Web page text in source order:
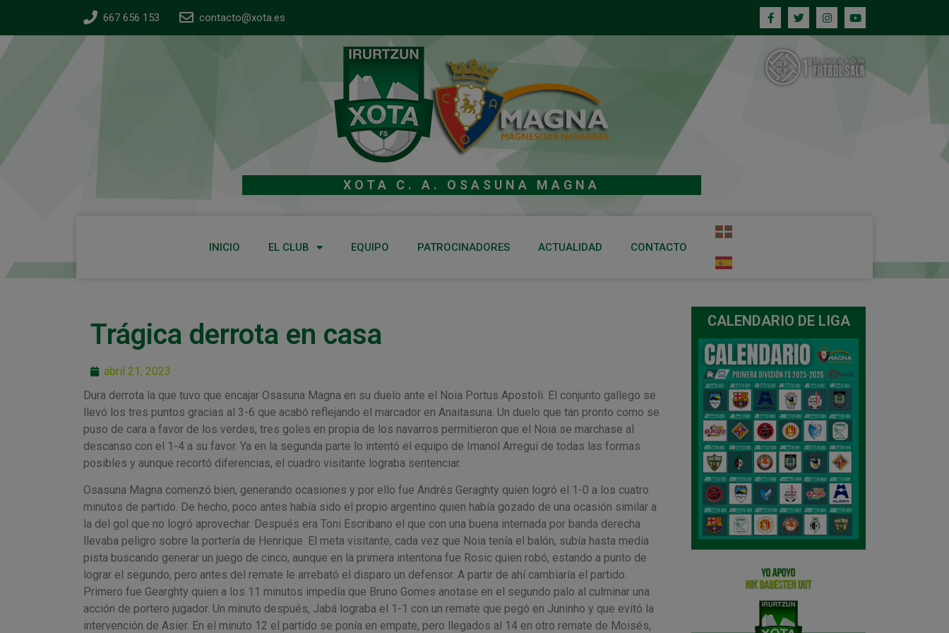
667 656 153 contacto@xota.es
XOTA C. A. OSASUNA MAGNA
INICIO EL CLUB EQUIPO PATROCINADORES ACTUALIDAD CONTACTO
Trágica derrota en casa
abril 21, 2023
Dura derrota la que tuvo que encajar Osasuna Magna en su duelo ante el Noia Portus Apostoli. El conjunto gallego se
llevó los tres puntos gracias al 3-6 que acabó reflejando el marcador en Anaitasuna. Un duelo que tan pronto como se
puso de cara a favor de los verdes, tres goles en propia de los navarros permitieron que el Noia se marchase al
descanso con el 1-4 a su favor. Ya en la segunda parte lo intentó el equipo de Imanol Arregui de todas las formas
posibles y aunque recortó diferencias, el cuadro visitante lograba sentenciar.
Osasuna Magna comenzó bien, generando ocasiones y por ello fue Andrés Geraghty quien logró el 1-0 a los cuatro
minutos de partido. De hecho, poco antes había sido el propio argentino quien había gozado de una ocasión similar a
la del gol que no logró aprovechar. Después era Toni Escribano el que con una buena internada por banda derecha
llevaba peligro sobre la portería de Henrique. El meta visitante, cada vez que Noia tenía el balón, subía hasta media
pista buscando generar un juego de cinco, aunque en la primera intentona fue Rosic quien robó, estando a punto de
lograr el segundo, pero antes del remate le arrebató el disparo un defensor. A partir de ahí cambiaría el partido.
Primero fue Gearghty quien a los 11 minutos impedía que Bruno Gomes anotase en el segundo palo al culminar una
acción de portero jugador. Un minuto después, Jabá lograba el 1-1 con un remate que pegó en Juninho y que evitó la
intervención de Asier. En el minuto 12 el partido se ponía en empate, pero llegados al 14 en otro remate de Moisés,
CALENDARIO DE LIGA